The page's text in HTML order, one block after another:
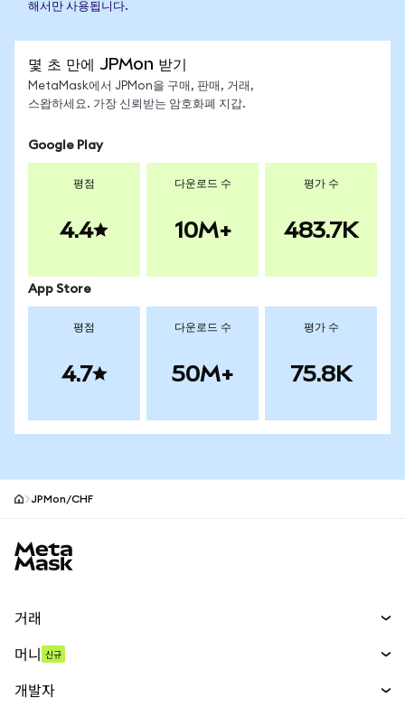
해서만 사용됩니다.
몇 초 만에 JPMon 받기
MetaMask에서 JPMon을 구매, 판매, 거래,
스왑하세요. 가장 신뢰받는 암호화폐 지갑.
Google Play
평점
4.4
다운로드 수
10M+
평가 수
483.7K
App Store
평점
4.7
다운로드 수
50M+
평가 수
75.8K
JPMon/CHF
거래
무기한 선물
머니 신규
개발자